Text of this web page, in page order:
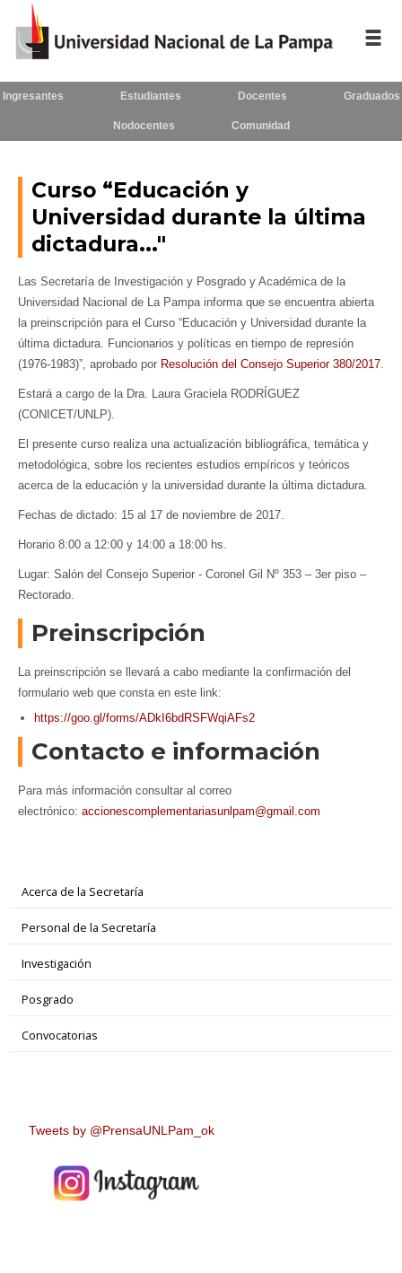
La UNLPam
Consejo Superior
Rectorado / Secretarías
Facultades
Contacto
Ingresantes Estudiantes Docentes Graduados
Nodocentes Comunidad
Curso “Educación y
Universidad durante la última
dictadura..."
Las Secretaría de Investigación y Posgrado y Académica de la
Universidad Nacional de La Pampa informa que se encuentra abierta
la preinscripción para el Curso “Educación y Universidad durante la
última dictadura. Funcionarios y políticas en tiempo de represión
(1976-1983)”, aprobado por Resolución del Consejo Superior 380/2017.
Estará a cargo de la Dra. Laura Graciela RODRÍGUEZ
(CONICET/UNLP).
El presente curso realiza una actualización bibliográfica, temática y
metodológica, sobre los recientes estudios empíricos y teóricos
acerca de la educación y la universidad durante la última dictadura.
Fechas de dictado: 15 al 17 de noviembre de 2017.
Horario 8:00 a 12:00 y 14:00 a 18:00 hs.
Lugar: Salón del Consejo Superior - Coronel Gil Nº 353 – 3er piso –
Rectorado.
Preinscripción
La preinscripción se llevará a cabo mediante la confirmación del
formulario web que consta en este link:
https://goo.gl/forms/ADkI6bdRSFWqiAFs2
Contacto e información
Para más información consultar al correo
electrónico: accionescomplementariasunlpam@gmail.com
Acerca de la Secretaría
Personal de la Secretaría
Investigación
Posgrado
Convocatorias
Tweets by @PrensaUNLPam_ok